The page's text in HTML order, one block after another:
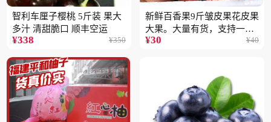
智利车厘子樱桃 5斤装 果大
多汁 清甜脆口 顺丰空运
¥338 ¥350
新鲜百香果9斤皱皮果花皮果
大果。大量有货，支持一件
代
¥30 ¥40